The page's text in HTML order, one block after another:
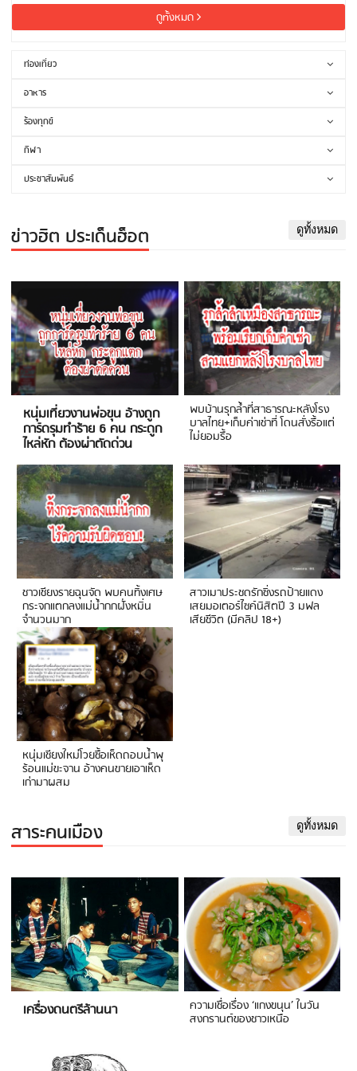
ดูทั้งหมด
ท่องเที่ยว
อาหาร
ร้องทุกข์
กีฬา
ประชาสัมพันธ์
ข่าวฮิต ประเด็นฮ็อต ดูทั้งหมด
หนุ่มเที่ยวงานพ่อขุน อ้างถูก
การ์ดรุมทำร้าย 6 คน กระดูก
ไหล่หัก ต้องผ่าตัดด่วน
พบบ้านรุกล้ำที่สาธารณะหลังโรง
บาลไทย+เก็บค่าเช่าที่ โดนสั่งรื้อแต่
ไม่ยอมรื้อ
ชาวเชียงรายฉุนจัด พบคนทิ้งเศษ
กระจกแตกลงแม่น้ำกกฝั่งหมิ่น
จำนวนมาก
สาวเมาประชดรักซิ่งรถป้ายแดง
เสยมอเตอร์ไซค์นิสิตปี 3 มฟล
เสียชีวิต (มีคลิป 18+)
หนุ่มเชียงใหม่โวยซื้อเห็ดถอบน้ำพุ
ร้อนแม่ขะจาน อ้างคนขายเอาเห็ด
เก่ามาผสม
สาระคนเมือง ดูทั้งหมด
เครื่องดนตรีล้านนา ความเชื่อเรื่อง ‘แกงขนุน’ ในวัน
สงกรานต์ของชาวเหนือ